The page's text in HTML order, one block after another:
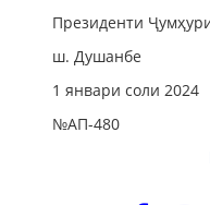
Президенти
ш. Душанбе
1 январи соли 2024
№АП-480